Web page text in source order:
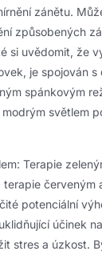
zánětu.
způsobených
si uvědomit, že
je spojován s
spánkovým
světlem
Terapie
červeným
potenciální
účinek
stres a úzkost.